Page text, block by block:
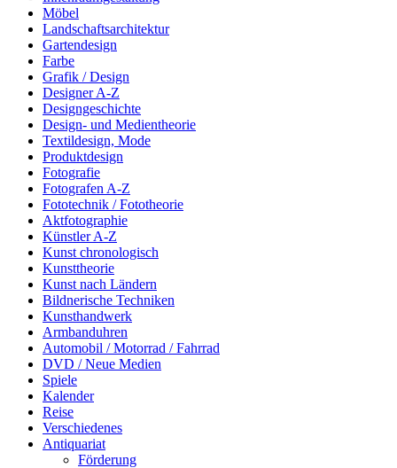
Möbel
Landschaftsarchitektur
Gartendesign
Farbe
Grafik / Design
Designer A-Z
Designgeschichte
Design- und Medientheorie
Textildesign, Mode
Produktdesign
Fotografie
Fotografen A-Z
Fototechnik / Fototheorie
Aktfotographie
Künstler A-Z
Kunst chronologisch
Kunsttheorie
Kunst nach Ländern
Bildnerische Techniken
Kunsthandwerk
Armbanduhren
Automobil / Motorrad / Fahrrad
DVD / Neue Medien
Spiele
Kalender
Reise
Verschiedenes
Antiquariat
Förderung